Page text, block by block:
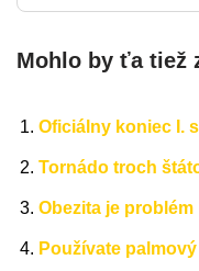
Mohlo by ťa tiež
Oficiálny koniec I.
Tornádo troch
Obezita je problém
Používate